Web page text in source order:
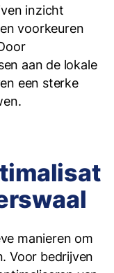
inzicht
voorkeuren
aan de lokale
een sterke
manieren om
Voor bedrijven